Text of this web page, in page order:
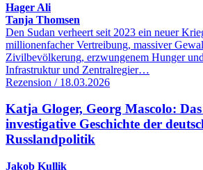
Hager Ali
Tanja Thomsen
Den Sudan verheert seit 2023 ein neuer
millionenfacher Vertreibung, massiver
Zivilbevölkerung, erzwungenem Hunger
Infrastruktur und Zentralregier…
Rezension / 18.03.2026
Katja Gloger, Georg Mascolo:
investigative Geschichte der
Russlandpolitik
Jakob Kullik